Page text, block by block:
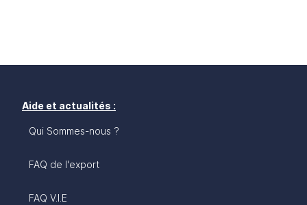
Aide et actualités :
Qui Sommes-nous ?
FAQ de l'export
FAQ V.I.E